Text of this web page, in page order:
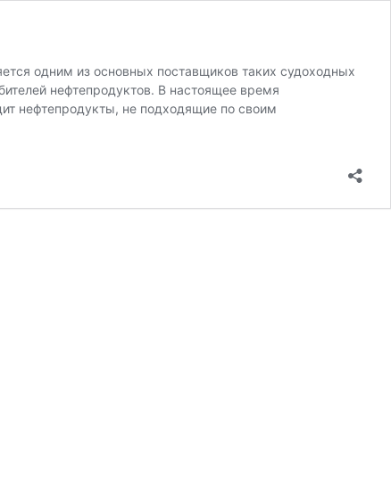
одним из основных поставщиков таких судоходных
нефтепродуктов. В настоящее время
нефтепродукты, не подходящие по своим